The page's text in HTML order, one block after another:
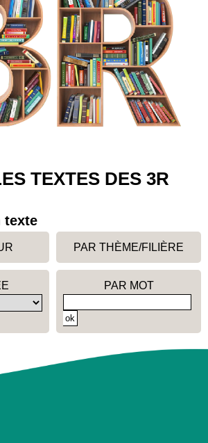
TEXTES DES 3R
texte
PAR THÈME/FILIÈRE
PAR MOT